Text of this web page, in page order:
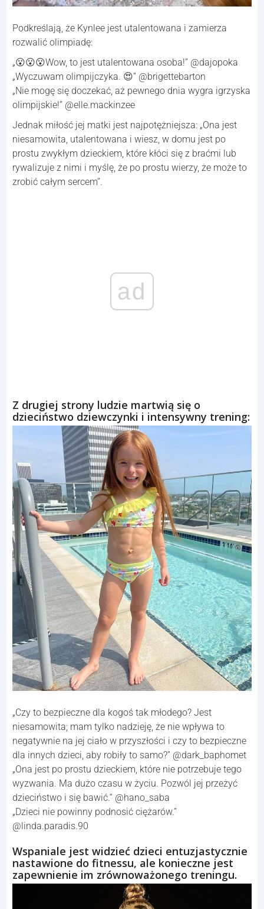
Podkreślają, że Kynlee jest utalentowana i zamierza
rozwalić olimpiadę:
„😮😮😮Wow, to jest utalentowana osoba!” @dajopoka
„Wyczuwam olimpijczyka. 😍” @brigettebarton
„Nie mogę się doczekać, aż pewnego dnia wygra igrzyska
olimpijskie!” @elle.mackinzee
Jednak miłość jej matki jest najpotężniejsza: „Ona jest
niesamowita, utalentowana i wiesz, w domu jest po
prostu zwykłym dzieckiem, które kłóci się z braćmi lub
rywalizuje z nimi i myślę, że po prostu wierzy, że może to
zrobić całym sercem”.
ad
Z drugiej strony ludzie martwią się o
dzieciństwo dziewczynki i intensywny trening:
„Czy to bezpieczne dla kogoś tak młodego? Jest
niesamowita; mam tylko nadzieję, że nie wpływa to
negatywnie na jej ciało w przyszłości i czy to bezpieczne
dla innych dzieci, aby robiły to samo?” @dark_baphomet
„Ona jest po prostu dzieckiem, które nie potrzebuje tego
wyzwania. Ma dużo czasu w życiu. Pozwól jej przeżyć
dzieciństwo i się bawić.” @hano_saba
„Dzieci nie powinny podnosić ciężarów.”
@linda.paradis.90
Wspaniale jest widzieć dzieci entuzjastycznie
nastawione do fitnessu, ale konieczne jest
zapewnienie im zrównoważonego treningu.